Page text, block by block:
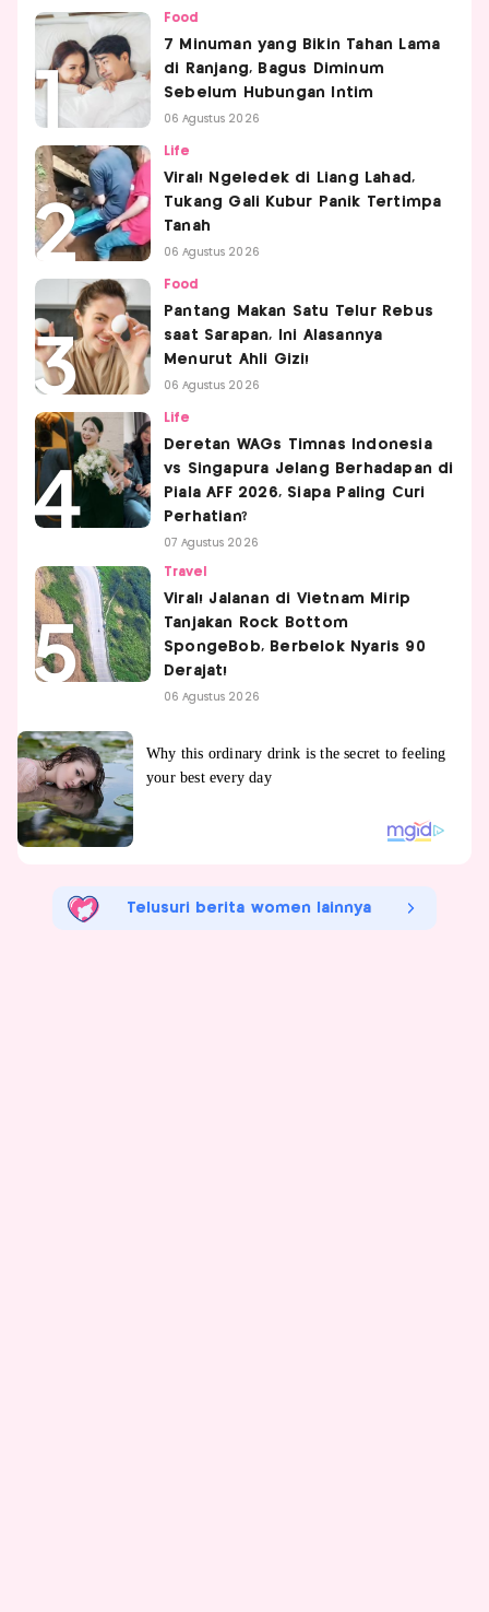
Food
7 Minuman yang Bikin Tahan Lama
di Ranjang, Bagus Diminum
Sebelum Hubungan Intim
06 Agustus 2026
Life
Viral! Ngeledek di Liang Lahad,
Tukang Gali Kubur Panik Tertimpa
Tanah
06 Agustus 2026
Food
Pantang Makan Satu Telur Rebus
saat Sarapan, Ini Alasannya
Menurut Ahli Gizi!
06 Agustus 2026
Life
Deretan WAGs Timnas Indonesia
vs Singapura Jelang Berhadapan di
Piala AFF 2026, Siapa Paling Curi
Perhatian?
07 Agustus 2026
Travel
Viral! Jalanan di Vietnam Mirip
Tanjakan Rock Bottom
SpongeBob, Berbelok Nyaris 90
Derajat!
06 Agustus 2026
Telusuri berita women lainnya